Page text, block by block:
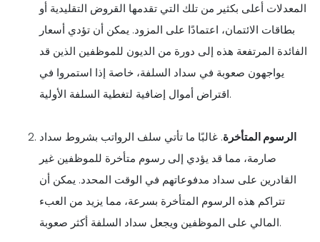
المعدلات أعلى بكثير من تلك التي تقدمها القروض التقليدية أو
بطاقات الائتمان، اعتمادًا على المزود. يمكن أن تؤدي أسعار
الفائدة المرتفعة هذه إلى دورة من الديون للموظفين الذين قد
يواجهون صعوبة في سداد السلفة، خاصة إذا استمروا في
اقتراض أموال إضافية لتغطية السلفة الأولية.
الرسوم المتأخرة. غالبًا ما تأتي سلف الرواتب بشروط سداد
صارمة، مما قد يؤدي إلى رسوم متأخرة للموظفين غير
القادرين على سداد مدفوعاتهم في الوقت المحدد. يمكن أن
تتراكم هذه الرسوم المتأخرة بسرعة، مما يزيد من العبء
المالي على الموظفين ويجعل سداد السلفة أكثر صعوبة.